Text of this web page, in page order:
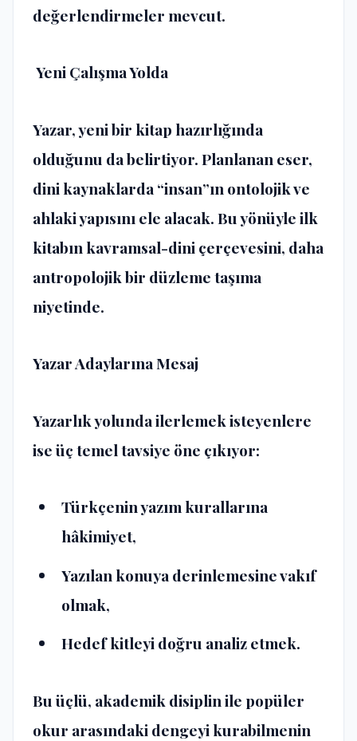
değerlendirmeler mevcut.
Yeni Çalışma Yolda
Yazar, yeni bir kitap hazırlığında
olduğunu da belirtiyor. Planlanan eser,
dini kaynaklarda “insan”ın ontolojik ve
ahlaki yapısını ele alacak. Bu yönüyle ilk
kitabın kavramsal-dini çerçevesini, daha
antropolojik bir düzleme taşıma
niyetinde.
Yazar Adaylarına Mesaj
Yazarlık yolunda ilerlemek isteyenlere
ise üç temel tavsiye öne çıkıyor:
Türkçenin yazım kurallarına
hâkimiyet,
Yazılan konuya derinlemesine vakıf
olmak,
Hedef kitleyi doğru analiz etmek.
Bu üçlü, akademik disiplin ile popüler
okur arasındaki dengeyi kurabilmenin